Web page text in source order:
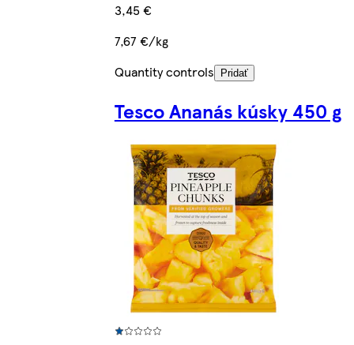
3,45 €
7,67 €/kg
Quantity controls
Pridať
Tesco Ananás kúsky 450 g